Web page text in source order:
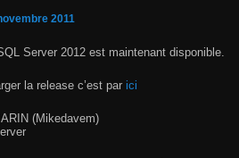
2011
Server 2012 est maintenant disponible.
la release c’est par ici
(Mikedavem)